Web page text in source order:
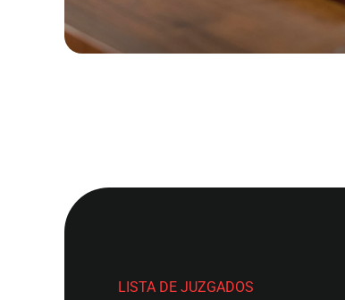
LISTA DE JUZGADOS